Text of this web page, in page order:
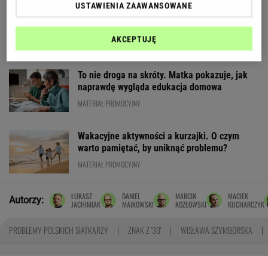
trzecie. Co łączy te osoby?
To nie droga na skróty. Matka pokazuje, jak
naprawdę wygląda edukacja domowa
MATERIAŁ PROMOCYJNY
Wakacyjne aktywności a kurzajki. O czym
warto pamiętać, by uniknąć problemu?
MATERIAŁ PROMOCYJNY
Autorzy:
ŁUKASZ
JACHIMIAK
DANIEL
MAIKOWSKI
MARCIN
KOZŁOWSKI
MACIEK
KUCHARCZYK
PROBLEMY POLSKICH SIATKARZY ZNAK Z '30' WISŁAWA SZYMBORSKA
USTAWIENIA ZAAWANSOWANE
AKCEPTUJĘ